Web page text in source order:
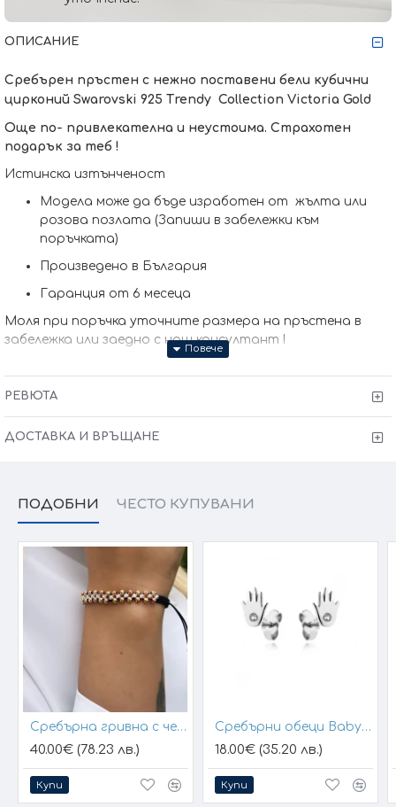
ОПИСАНИЕ
Сребърен пръстен с нежно поставени бели кубични
цирконий Swarovski 925 Тrendy Collection Victoria Gold
Още по- привлекателна и неустоима. Страхотен
подарък за теб !
Истинска изтънченост
Модела може да бъде изработен от жълта или
розова позлата (Запиши в забележки към
поръчката)
Произведено в България
Гаранция от 6 месеца
Моля при поръчка уточните размера на пръстена в
забележка или заедно с наш консултант !
РЕВЮТА
ДОСТАВКА И ВРЪЩАНЕ
ПОДОБНИ ЧЕСТО КУПУВАНИ
Сребърна гривна с черен конец и позлатени топчета
40.00€ (78.23 лв.)
Купи
Сребърни обеци Baby Hands
18.00€ (35.20 лв.)
Купи